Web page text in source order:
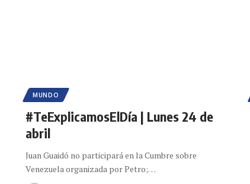
MUNDO
#TeExplicamosElDía | Lunes 24 de
abril
Juan Guaidó no participará en la Cumbre sobre
Venezuela organizada por Petro;…